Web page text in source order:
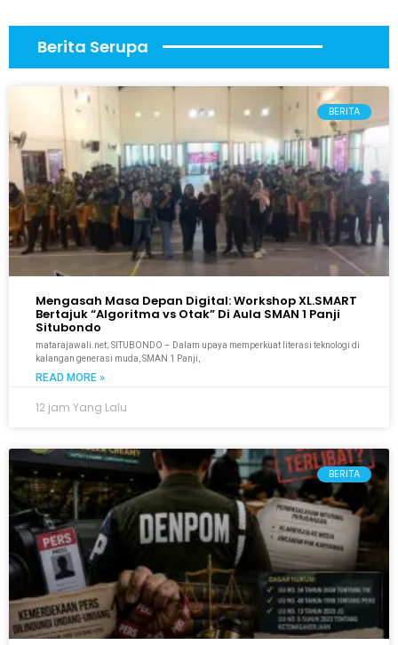
Berita Serupa
BERITA
Mengasah Masa Depan Digital: Workshop XL.SMART
Bertajuk “Algoritma vs Otak” Di Aula SMAN 1 Panji
Situbondo
matarajawali.net; SITUBONDO – Dalam upaya memperkuat literasi teknologi di
kalangan generasi muda, SMAN 1 Panji,
READ MORE »
12 jam Yang Lalu
BERITA